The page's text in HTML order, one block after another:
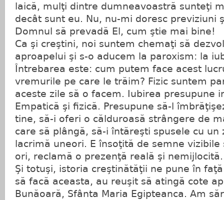
laică, mulţi dintre dumneavoastră sunteţi
decât sunt eu. Nu, nu-mi doresc previziuni
Domnul să prevadă El, cum ştie mai bine!
Ca şi creştini, noi suntem chemaţi să
aproapelui şi s-o aducem la paroxism: la
Întrebarea este: cum putem face acest
vremurile pe care le trăim? Fizic suntem
aceste zile să o facem. Iubirea presupune
Empatică şi fizică. Presupune să-l
tine, să-i oferi o călduroasă strângere de
care să plângă, să-i întăreşti spusele cu un
lacrimă uneori. E însoţită de semne
ori, reclamă o prezenţă reală şi nemijlocită.
Şi totuşi, istoria creştinătăţii ne pune în
să facă aceasta, au reuşit să atingă cote
Bunăoară, Sfânta Maria Egipteanca. Am